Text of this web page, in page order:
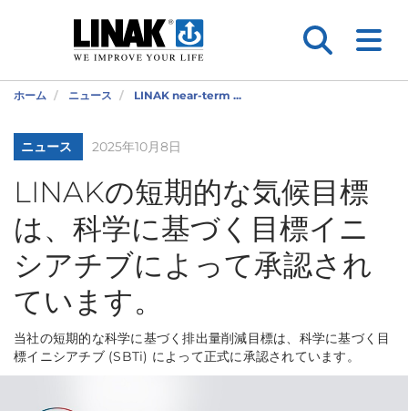
ホーム ニュース LINAK near-term ...
ニュース 2025年10月8日
LINAKの短期的な気候目標
は、科学に基づく目標イニ
シアチブによって承認され
ています。
当社の短期的な科学に基づく排出量削減目標は、科学に基づく目
標イニシアチブ (SBTi) によって正式に承認されています。